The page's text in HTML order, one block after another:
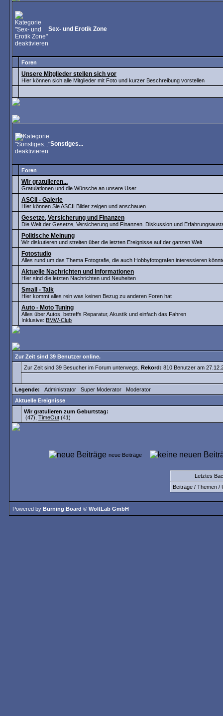
Sex- und Erotik Zone
Foren
Unsere Mitglieder stellen sich vor
Hier können sich alle Mitglieder mit Foto und kurzer Beschreibung vorstellen
Sonstiges...
Foren
Wir gratulieren...
Gratulationen und die Wünsche an unsere User
ASCII - Galerie
Hier können Sie ASCII Bilder zeigen und anschauen
Gesetze, Versicherung und Finanzen
Die Welt der Gesetze, Versicherung und Finanzen. Diskussion und
Politische Meinung
Wir diskutieren und streiten über die letzten Ereignisse auf der ganzen Welt
Fotostudio
Alles rund um das Thema Fotografie, die auch Hobbyfotografen interessieren
Aktuelle Nachrichten und Informationen
Hier sind die letzten Nachrichten und Neuheiten
Small - Talk
Hier kommt alles rein was keinen Bezug zu anderen Foren hat
Auto - Moto Tuning
Alles über Autos, betreffs Reparatur, Akustik und einfach das Fahren
Inklusive: BMW-Club
Zur Zeit sind 39 Benutzer online.
Zur Zeit sind 39 Besucher im Forum unterwegs. Rekord: 810 Benutzer am
Legende: Administrator Super Moderator
Moderator
Aktuelle Ereignisse
Wir gratulieren zum Geburtstag:
(47), TimeOut (41)
neue Beiträge
Letztes
Beiträge / Themen /
Powered by Burning Board © WoltLab GmbH